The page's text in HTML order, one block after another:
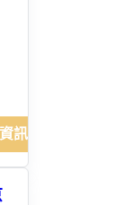
訊